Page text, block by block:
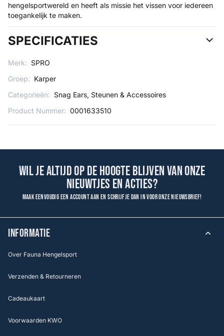
hengelsportwereld en heeft als missie het vissen voor iedereen
toegankelijk te maken.
SPECIFICATIES
Merk: SPRO
Groep: Karper
Categorieën: Snag Ears, Steunen & Accessoires
Product Nummer: 0001633510
Wil je altijd op de hoogte blijven van onze
nieuwtjes en acties?
Maak eenvoudig een account aan en schrijf je dan in voor onze nieuwsbrief!
INFORMATIE
Over Fauna Hengelsport
Verzenden & Retourneren
Cadeaukaart
Voorwaarden KWO